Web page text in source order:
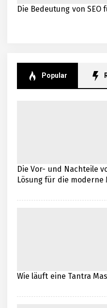
Die Bedeutung von
Popular
Die Vor- und Nachteile
Lösung für die moderne
Wie läuft eine Tantra